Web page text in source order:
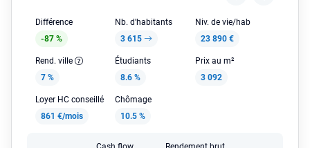
Différence
-87 %
Nb. d'habitants
3 615
Niv. de vie/hab
23 890 €
Rend. ville
7 %
Étudiants
8.6 %
Prix au m²
3 092
Loyer HC conseillé
861 €/mois
Chômage
10.5 %